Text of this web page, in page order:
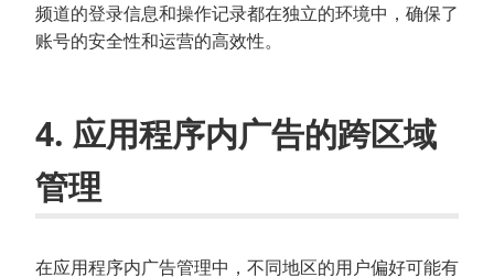
频道的登录信息和操作记录都在独立的环境中，确保了
账号的安全性和运营的高效性。
4. 应用程序内广告的跨区域
管理
在应用程序内广告管理中，不同地区的用户偏好可能有